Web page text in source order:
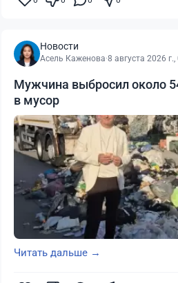
Новости
Асель Каженова·8 августа 2026 г.,
Мужчина выбросил около
в мусор
Читать дальше →